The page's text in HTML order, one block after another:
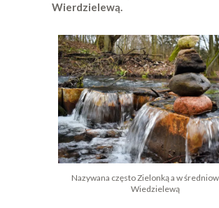
Wierdzielewą.
Nazywana często Zielonką a w
Wiedzielewą